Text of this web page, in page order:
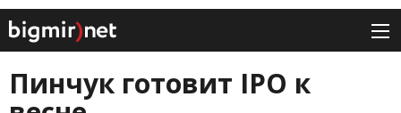
Пинчук готовит IPO к